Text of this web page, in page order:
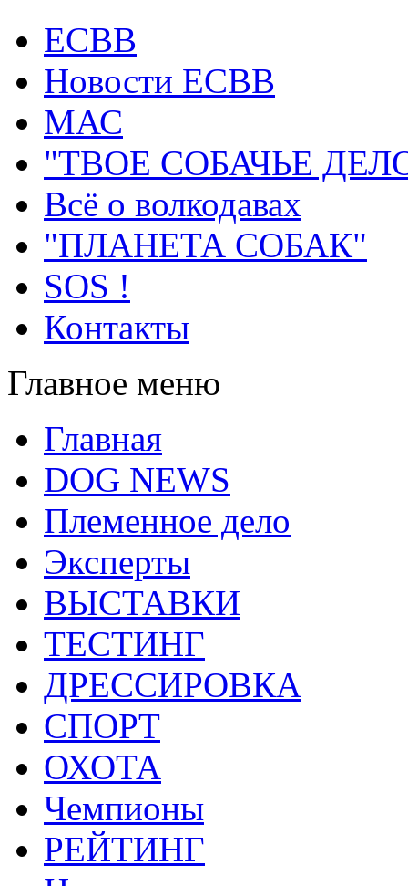
ECВB
Новости ЕСВВ
МАС
"ТВОЕ СОБАЧЬЕ
Всё о волкодавах
"ПЛАНЕТА СОБАК"
SOS !
Контакты
Главное меню
Главная
DOG NEWS
Племенное дело
Эксперты
ВЫСТАВКИ
ТЕСТИНГ
ДРЕССИРОВКА
СПОРТ
ОХОТА
Чемпионы
РЕЙТИНГ